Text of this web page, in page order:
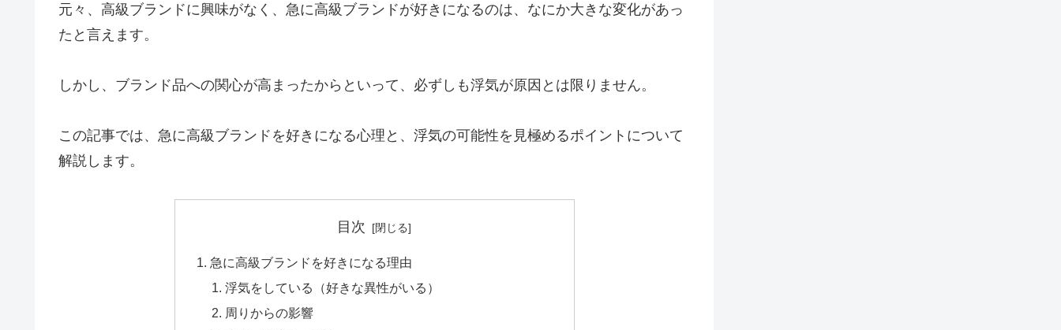
元々、高級ブランドに興味がなく、急に高級ブランドが好きになるのは、なにか大きな変化があっ
たと言えます。
しかし、ブランド品への関心が高まったからといって、必ずしも浮気が原因とは限りません。
この記事では、急に高級ブランドを好きになる心理と、浮気の可能性を見極めるポイントについて
解説します。
目次
急に高級ブランドを好きになる理由
浮気をしている（好きな異性がいる）
周りからの影響